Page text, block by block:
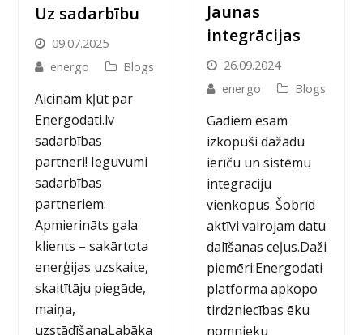
Uz sadarbību
09.07.2025
energo
Blogs
Aicinām kļūt par
Energodati.lv
sadarbības
partneri! Ieguvumi
sadarbības
partneriem:
Apmierināts gala
klients – sakārtota
enerģijas uzskaite,
skaitītāju piegāde,
maiņa,
uzstādīšanaLabāka
Jaunas
integrācijas
26.09.2024
energo
Blogs
Gadiem esam
izkopuši dažādu
ierīču un sistēmu
integrāciju
vienkopus. Šobrīd
aktīvi vairojam datu
dalīšanas ceļus.Daži
piemēri:Energodati
platforma apkopo
tirdzniecības ēku
nomnieku